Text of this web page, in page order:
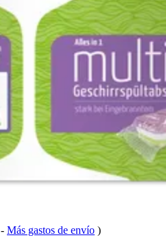
- Más gastos de envío )